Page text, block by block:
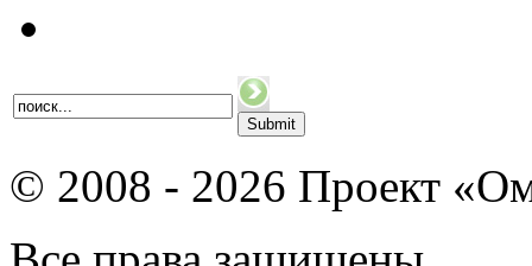
© 2008 - 2026 Проект